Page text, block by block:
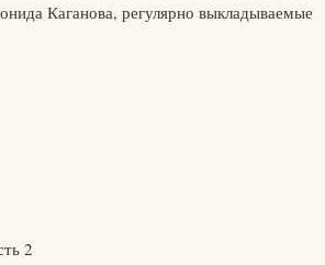
Каганова, регулярно выкладываемые
2